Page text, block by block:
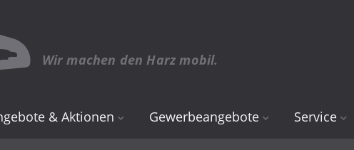
Wir machen den Harz mobil.
& Aktionen Gewerbeangebote Service